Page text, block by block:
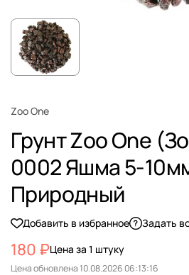
Zoo One
Грунт Zoo One
0002 Яшма 5-
Природный
Добавить в избранное Задать
180 ₽Цена за 1 штуку
Цена обновлена